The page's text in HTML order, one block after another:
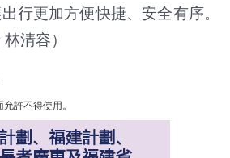
行更加方便快捷、安全有序。
清容）
許不得使用。